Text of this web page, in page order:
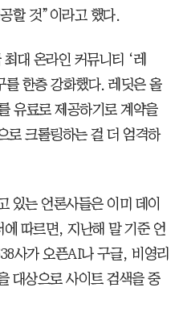
할 것”이라고 했다.
대 온라인 커뮤니티 ‘레
를 한층 강화했다. 레딧은 올
유료로 제공하기로 계약을
로 크롤링하는 걸 더 엄격하
있는 언론사들은 이미 데이
따르면, 지난해 말 기준 언
사가 오픈AI나 구글, 비영리
대상으로 사이트 검색을 중